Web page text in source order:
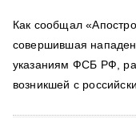
Как сообщал
совершившая
указаниям ФСБ РФ,
возникшей с